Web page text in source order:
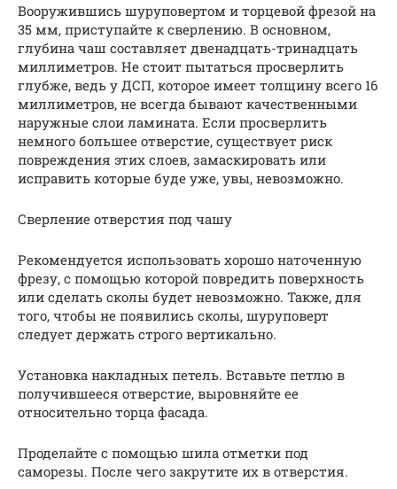
Вооружившись шуруповертом и торцевой фрезой на
35 мм, приступайте к сверлению. В основном,
глубина чаш составляет двенадцать-тринадцать
миллиметров. Не стоит пытаться просверлить
глубже, ведь у ДСП, которое имеет толщину всего 16
миллиметров, не всегда бывают качественными
наружные слои ламината. Если просверлить
немного большее отверстие, существует риск
повреждения этих слоев, замаскировать или
исправить которые буде уже, увы, невозможно.
Сверление отверстия под чашу
Рекомендуется использовать хорошо наточенную
фрезу, с помощью которой повредить поверхность
или сделать сколы будет невозможно. Также, для
того, чтобы не появились сколы, шуруповерт
следует держать строго вертикально.
Установка накладных петель. Вставьте петлю в
получившееся отверстие, выровняйте ее
относительно торца фасада.
Проделайте с помощью шила отметки под
саморезы. После чего закрутите их в отверстия.